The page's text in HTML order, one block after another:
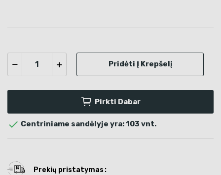
Pridėti Į Krepšelį
Pirkti Dabar
 Centriniame sandėlyje yra: 103 vnt.
Prekių pristatymas